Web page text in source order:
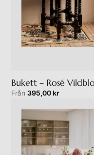
Bukett – Rosé
Från 395,00kr